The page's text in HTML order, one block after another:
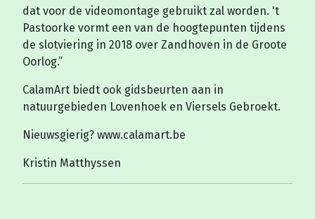
dat voor de videomontage gebruikt zal worden. 't
Pastoorke vormt een van de hoogtepunten tijdens
de slotviering in 2018 over Zandhoven in de Groote
Oorlog.”
CalamArt biedt ook gidsbeurten aan in
natuurgebieden Lovenhoek en Viersels Gebroekt.
Nieuwsgierig? www.calamart.be
Kristin Matthyssen